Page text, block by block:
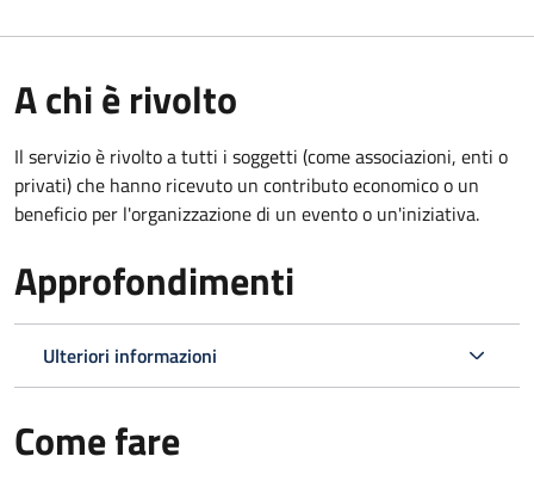
A chi è rivolto
Il servizio è rivolto a tutti i soggetti (come associazioni, enti o
privati) che hanno ricevuto un contributo economico o un
beneficio per l'organizzazione di un evento o un'iniziativa.
Approfondimenti
Ulteriori informazioni
Come fare